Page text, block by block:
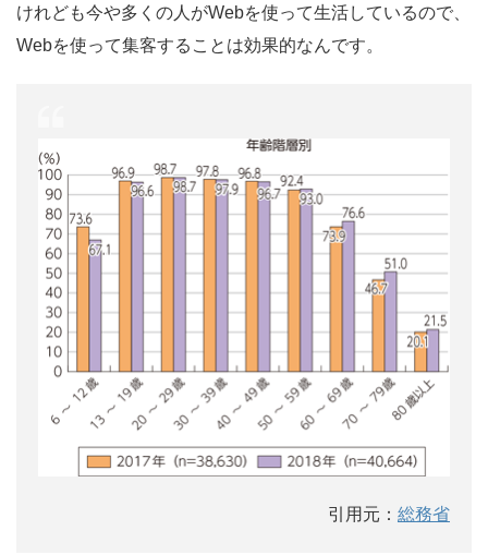
けれども今や多くの人がWebを使って生活しているので、
Webを使って集客することは効果的なんです。
引用元： 総務省